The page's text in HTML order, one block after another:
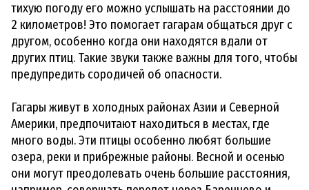
тихую погоду его можно услышать на расстоянии до
2 километров! Это помогает гагарам общаться друг с
другом, особенно когда они находятся вдали от
других птиц. Такие звуки также важны для того, чтобы
предупредить сородичей об опасности.
Гагары живут в холодных районах Азии и Северной
Америки, предпочитают находиться в местах, где
много воды. Эти птицы особенно любят большие
озера, реки и прибрежные районы. Весной и осенью
они могут преодолевать очень большие расстояния,